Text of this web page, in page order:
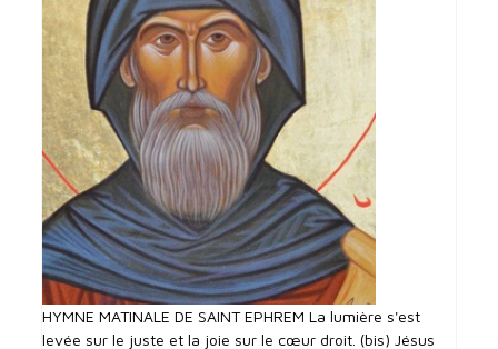
HYMNE MATINALE DE SAINT EPHREM La lumière s'est
levée sur le juste et la joie sur le cœur droit. (bis) Jésus